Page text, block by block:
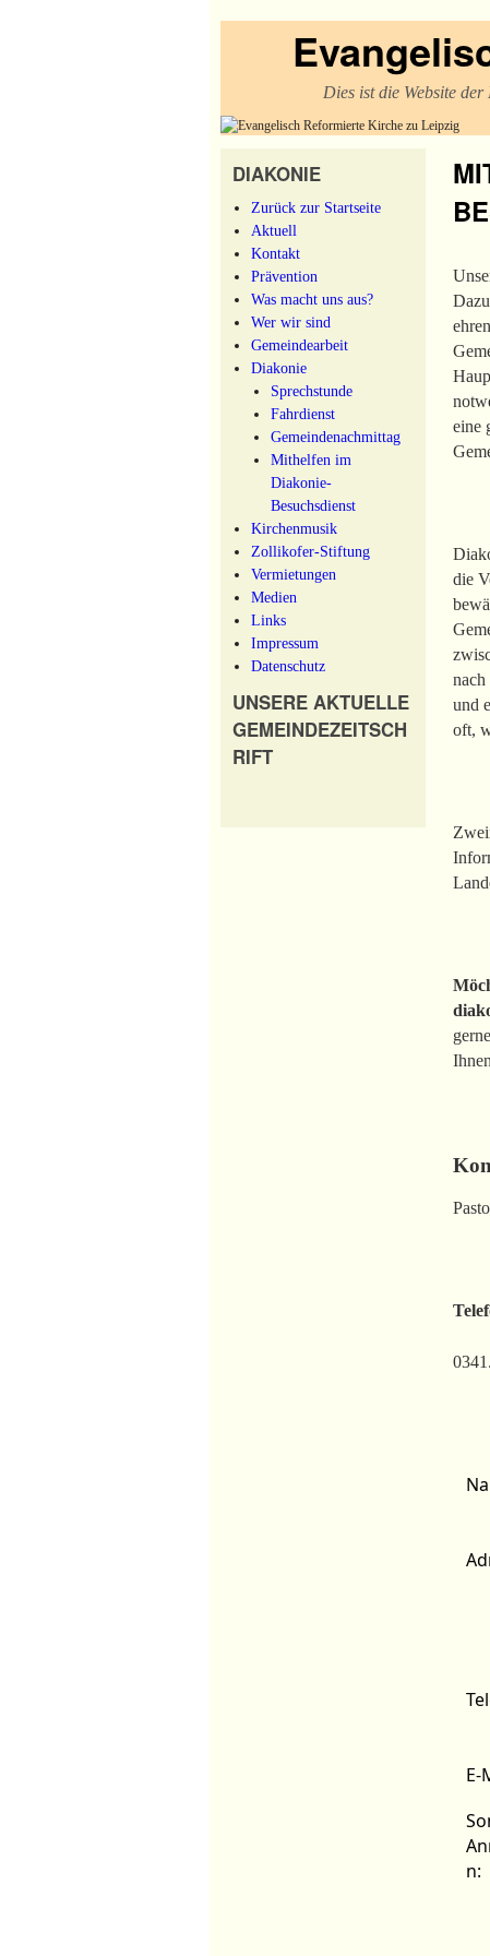
Dies ist die Website
DIAKONIE
Zurück zur Startseite
Aktuell
Kontakt
Prävention
Was macht uns aus?
Wer wir sind
Gemeindearbeit
Diakonie
Sprechstunde
Fahrdienst
Gemeindenachmittag
Mithelfen im
Diakonie-
Besuchsdienst
Kirchenmusik
Zollikofer-Stiftung
Vermietungen
Medien
Links
Impressum
Datenschutz
UNSERE AKTUELLE
GEMEINDEZEITSCH
RIFT
eine
die
nach
und
oft,
E-
n: